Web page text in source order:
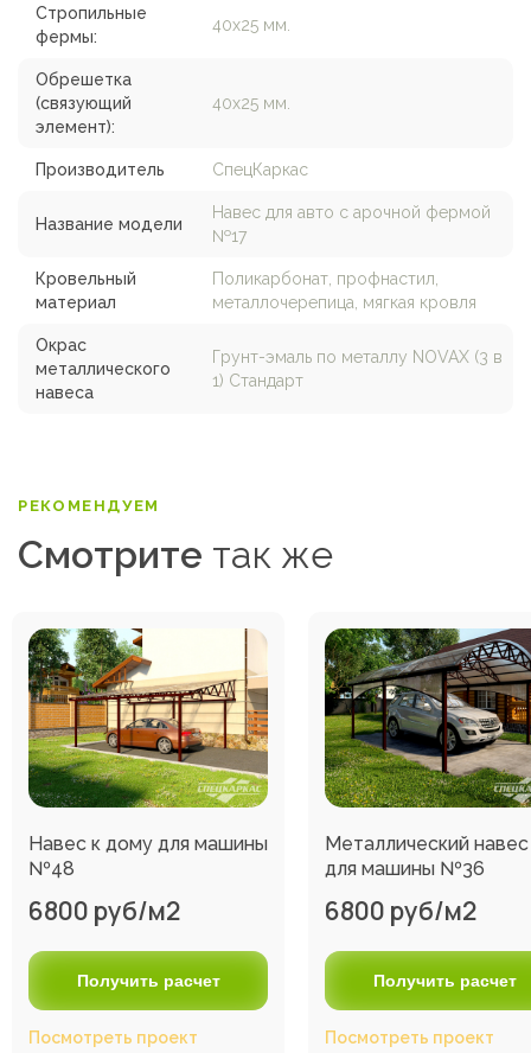
Стропильные
фермы:
40х25 мм.
Обрешетка
(связующий
элемент):
40х25 мм.
Производитель СпецКаркас
Название модели
Навес для авто с арочной фермой
№17
Кровельный
материал
Поликарбонат, профнастил,
металлочерепица, мягкая кровля
Окрас
металлического
навеса
Грунт-эмаль по металлу NOVAX (3 в
1) Стандарт
РЕКОМЕНДУЕМ
Смотрите так же
Навес к дому для машины
№48
6800 руб/м2
Получить расчет
Посмотреть проект
Металлический навес
для машины №36
6800 руб/м2
Получить расчет
Посмотреть проект